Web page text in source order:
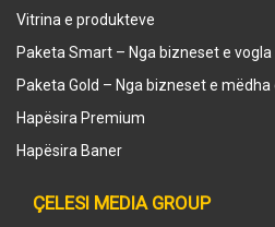
Vitrina e produkteve
Paketa Smart – Nga bizneset e vogla
Paketa Gold – Nga bizneset e
Hapësira Premium
Hapësira Baner
ÇELESI MEDIA GROUP